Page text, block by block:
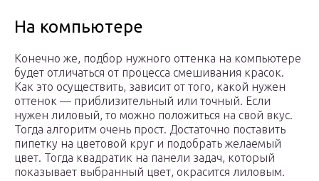
На компьютере
Конечно же, подбор нужного оттенка на компьютере
будет отличаться от процесса смешивания красок.
Как это осуществить, зависит от того, какой нужен
оттенок — приблизительный или точный. Если
нужен лиловый, то можно положиться на свой вкус.
Тогда алгоритм очень прост. Достаточно поставить
пипетку на цветовой круг и подобрать желаемый
цвет. Тогда квадратик на панели задач, который
показывает выбранный цвет, окрасится лиловым.